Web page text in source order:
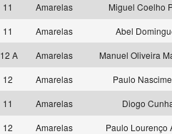
11 Amarelas
Miguel Coelho
11 Amarelas
Abel
12 A Amarelas
Manuel Oliveira
12 Amarelas
Paulo
11 Amarelas
Diogo
12 Amarelas
Paulo Lourenço